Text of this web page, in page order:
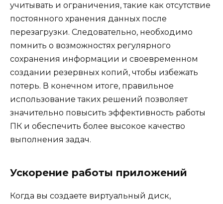
учитывать и ограничения, такие как отсутствие
постоянного хранения данных после
перезагрузки. Следовательно, необходимо
помнить о возможностях регулярного
сохранения информации и своевременном
создании резервных копий, чтобы избежать
потерь. В конечном итоге, правильное
использование таких решений позволяет
значительно повысить эффективность работы
ПК и обеспечить более высокое качество
выполнения задач.
Ускорение работы приложений
Когда вы создаете виртуальный диск,